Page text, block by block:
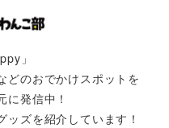
」
どのおでかけスポットを
発信中！
ズを紹介しています！